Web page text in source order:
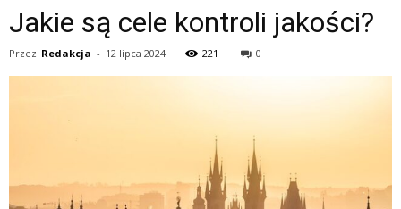
Jakie są cele kontroli jakości?
Przez Redakcja - 12 lipca 2024 221 0